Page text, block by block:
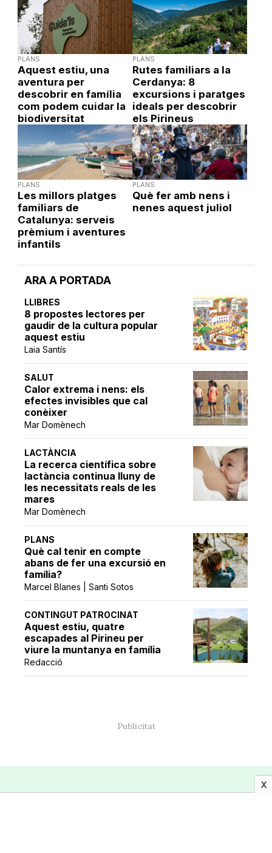
X
ARA A PORTADA
LLIBRES
8 propostes lectores per
gaudir de la cultura popular
aquest estiu
Laia Santís
SALUT
Calor extrema i nens: els
efectes invisibles que cal
conèixer
Mar Domènech
LACTÀNCIA
La recerca científica sobre
lactància continua lluny de
les necessitats reals de les
mares
Mar Domènech
PLANS
Què cal tenir en compte
abans de fer una excursió en
família?
Marcel Blanes | Santi Sotos
CONTINGUT PATROCINAT
Aquest estiu, quatre
escapades al Pirineu per
viure la muntanya en família
Redacció
PLANS
Aquest estiu, una
aventura per
descobrir en família
com podem cuidar la
biodiversitat
PLANS
Rutes familiars a la
Cerdanya: 8
excursions i paratges
ideals per descobrir
els Pirineus
PLANS
Les millors platges
familiars de
Catalunya: serveis
prèmium i aventures
infantils
PLANS
Què fer amb nens i
nenes aquest juliol